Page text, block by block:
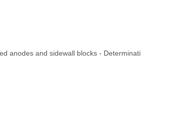
anodes and sidewall blocks - Determinati